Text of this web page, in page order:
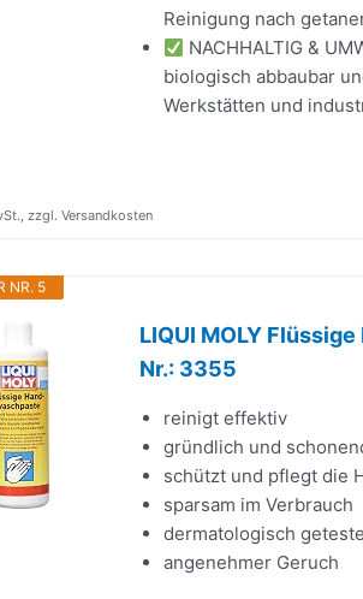
Reinigung nach
NACHHALTIG &
biologisch abbaubar
Werkstätten und
zzgl. Versandkosten
NR. 5
LIQUI MOLY
Nr.: 3355
reinigt effektiv
gründlich und
schützt und pflegt die
sparsam im Verbrauch
dermatologisch
angenehmer Geruch